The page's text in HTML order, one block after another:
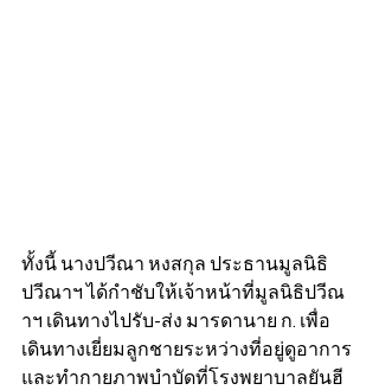
ทั้งนี้ นางปวีณา หงสกุล ประธานมูลนิธิ
ปวีณาฯ ได้กำชับให้เจ้าหน้าที่มูลนิธิปวีณ
าฯ เดินทางไปรับ-ส่ง มารดานาย ก. เพื่อ
เดินทางเยี่ยมลูกชายระหว่างที่อยู่ดูอาการ
และทำกายภาพบำบัดที่โรงพยาบาลยันฮี